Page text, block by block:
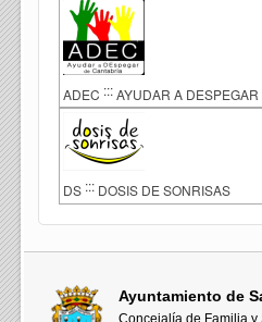
ADEC ::: AYUDAR A
DS ::: DOSIS DE SONRISAS
Ayuntamiento de
Concejalía de Familia